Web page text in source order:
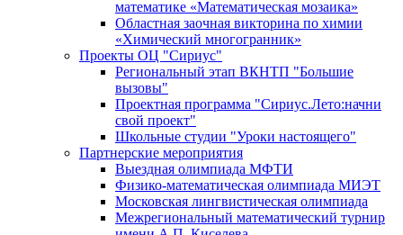
математике «Математическая мозаика»
Областная заочная викторина по химии
«Химический многогранник»
Проекты ОЦ "Сириус"
Региональный этап ВКНТП "Большие
вызовы"
Проектная программа "Сириус.Лето:начни
свой проект"
Школьные студии "Уроки настоящего"
Партнерские мероприятия
Выездная олимпиада МФТИ
Физико-математическая олимпиада МИЭТ
Московская лингвистическая олимпиада
Межрегиональный математический турнир